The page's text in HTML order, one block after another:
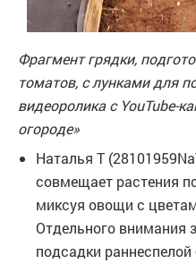
Фрагмент грядки,
томатов, с лунками для
видеоролика с YouTube-
огороде»
Наталья Т
совмещает растения
миксуя овощи с
Отдельного внимания
подсадки